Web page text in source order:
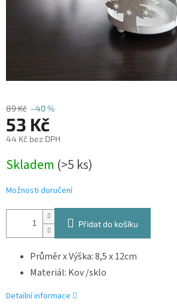
89 Kč –40 %
53 Kč
44 Kč bez DPH
cena:
Skladem (>5 ks)
Možnosti doručení
Přidat do košíku
Průměr x Výška:8,5 x 12cm
Materiál: Kov /sklo
Detailní informace